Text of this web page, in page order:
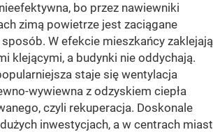
bo przez nawiewniki
zimą powietrze jest zaciągane
W efekcie mieszkańcy zaklejają
klejącymi, a budynki nie oddychają.
staje się wentylacja
wywiewna z odzyskiem ciepła
czyli rekuperacja. Doskonale
inwestycjach, a w centrach miast